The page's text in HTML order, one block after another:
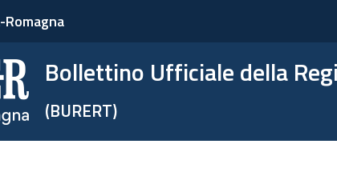
Romagna
Bollettino Ufficiale della
(BURERT)